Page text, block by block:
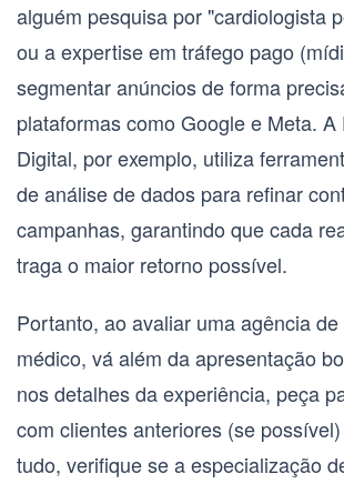
alguém pesquisa por "cardiologista
ou a expertise em tráfego pago
segmentar anúncios de forma
plataformas como Google e Meta. A
Digital, por exemplo, utiliza
de análise de dados para refinar
campanhas, garantindo que cada
traga o maior retorno possível.
Portanto, ao avaliar umaagência
médico, vá além da apresentação
nos detalhes da experiência, peça
com clientes anteriores (se
tudo, verifique se a especialização